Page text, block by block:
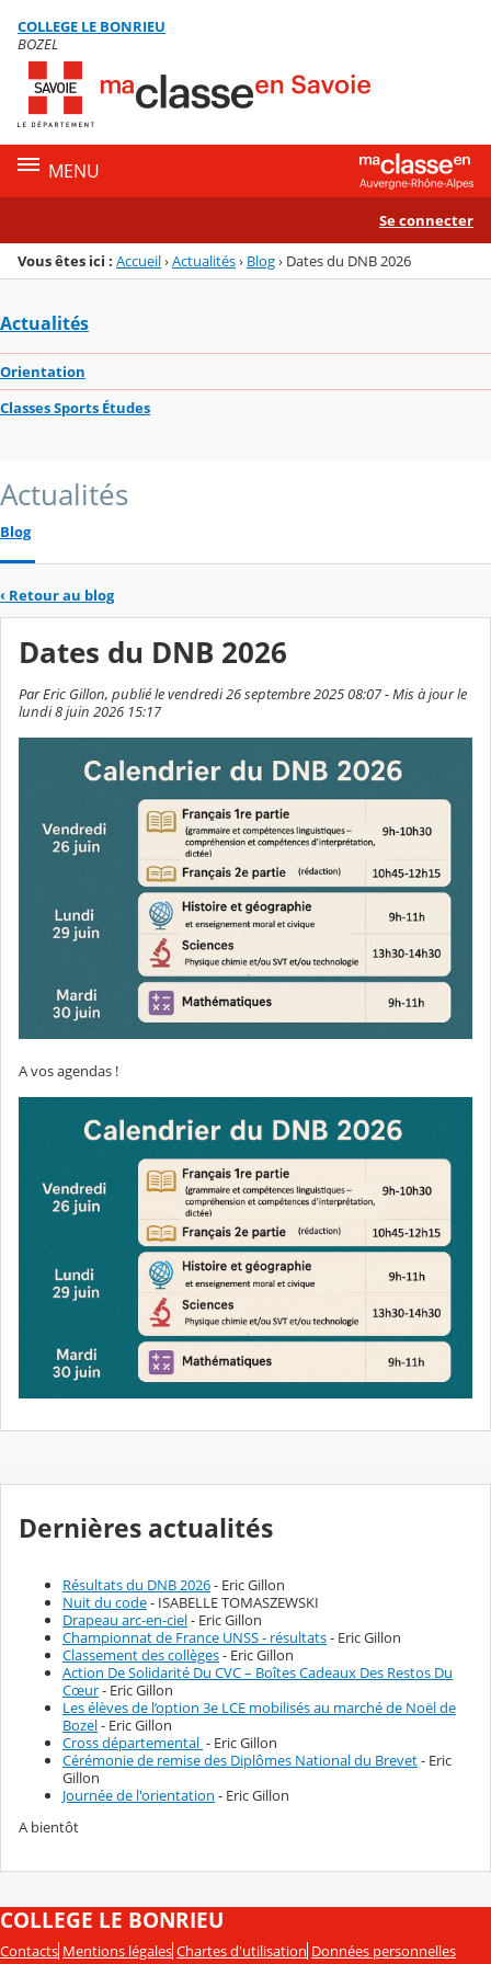
Menu de la rubrique
Contenu
COLLEGE LE BONRIEU
BOZEL
MENU
Se connecter
Vous êtes ici : Accueil›Actualités› Blog› Dates du DNB 2026
Actualités
Orientation
Classes Sports Études
Actualités
Blog
‹ Retour au blog
Dates du DNB 2026
Par Eric Gillon, publié le vendredi 26 septembre 2025 08:07 - Mis à jour le
lundi 8 juin 2026 15:17
A vos agendas !
Dernières actualités
Résultats du DNB 2026- Eric Gillon
Nuit du code- ISABELLE TOMASZEWSKI
Drapeau arc-en-ciel- Eric Gillon
Championnat de France UNSS - résultats- Eric Gillon
Classement des collèges- Eric Gillon
Action De Solidarité Du CVC – Boîtes Cadeaux Des Restos Du
Cœur- Eric Gillon
Les élèves de l’option 3e LCE mobilisés au marché de Noël de
Bozel- Eric Gillon
Cross départemental - Eric Gillon
Cérémonie de remise des Diplômes National du Brevet- Eric
Gillon
Journée de l'orientation - Eric Gillon
A bientôt
COLLEGE LE BONRIEU
Contacts Mentions légales Chartes d'utilisation Données personnelles